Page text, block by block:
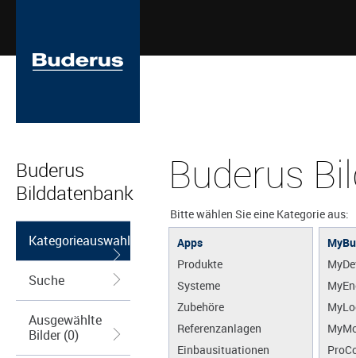
Buderus
Bilddatenbank
Kategorieauswahl
Suche
Ausgewählte
Bilder (0)
Buderus
Bitte wählen Sie eine Kategorie aus:
Apps
Produkte
Systeme
Zubehöre
Referenzanlagen
Einbausituationen